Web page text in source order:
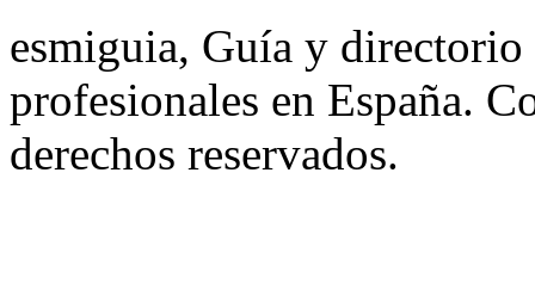
esmiguia, Guía y directorio
profesionales en España.
derechos reservados.